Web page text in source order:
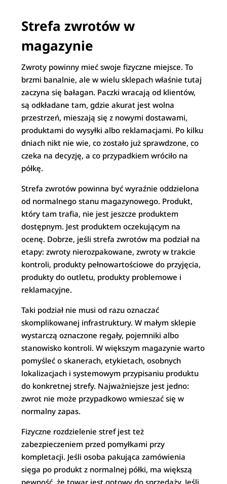
Strefa zwrotów w
magazynie
Zwroty powinny mieć swoje fizyczne miejsce. To
brzmi banalnie, ale w wielu sklepach właśnie tutaj
zaczyna się bałagan. Paczki wracają od klientów,
są odkładane tam, gdzie akurat jest wolna
przestrzeń, mieszają się z nowymi dostawami,
produktami do wysyłki albo reklamacjami. Po kilku
dniach nikt nie wie, co zostało już sprawdzone, co
czeka na decyzję, a co przypadkiem wróciło na
półkę.
Strefa zwrotów powinna być wyraźnie oddzielona
od normalnego stanu magazynowego. Produkt,
który tam trafia, nie jest jeszcze produktem
dostępnym. Jest produktem oczekującym na
ocenę. Dobrze, jeśli strefa zwrotów ma podział na
etapy: zwroty nierozpakowane, zwroty w trakcie
kontroli, produkty pełnowartościowe do przyjęcia,
produkty do outletu, produkty problemowe i
reklamacyjne.
Taki podział nie musi od razu oznaczać
skomplikowanej infrastruktury. W małym sklepie
wystarczą oznaczone regały, pojemniki albo
stanowisko kontroli. W większym magazynie warto
pomyśleć o skanerach, etykietach, osobnych
lokalizacjach i systemowym przypisaniu produktu
do konkretnej strefy. Najważniejsze jest jedno:
zwrot nie może przypadkowo wmieszać się w
normalny zapas.
Fizyczne rozdzielenie stref jest też
zabezpieczeniem przed pomyłkami przy
kompletacji. Jeśli osoba pakująca zamówienia
sięga po produkt z normalnej półki, ma większą
pewność, że towar jest gotowy do sprzedaży. Jeśli